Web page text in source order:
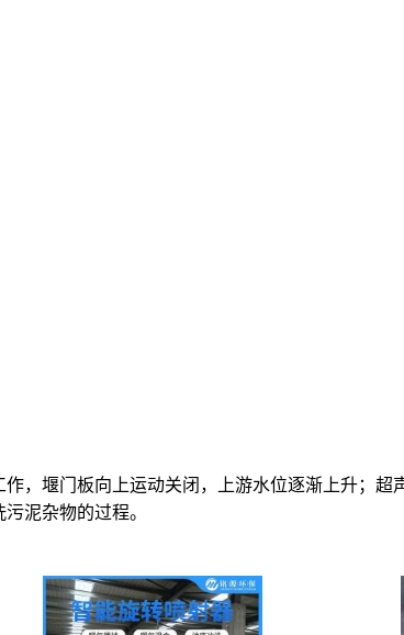
，堰门板向上运动关闭，上游水位逐渐上升；
泥杂物的过程。